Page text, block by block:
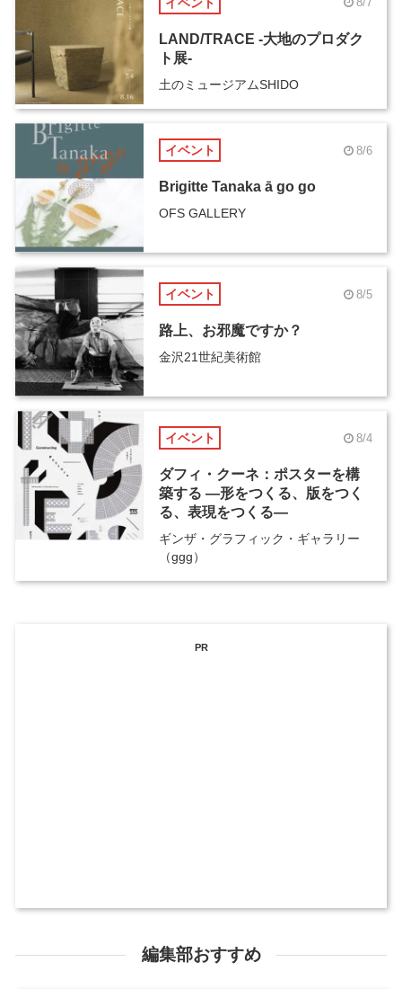
LAND/TRACE -大地のプロダク
ト展-
土のミュージアムSHIDO
イベント 8/6
Brigitte Tanaka ā go go
OFS GALLERY
イベント 8/5
路上、お邪魔ですか？
金沢21世紀美術館
イベント 8/4
ダフィ・クーネ：ポスターを構
築する ―形をつくる、版をつく
る、表現をつくる―
ギンザ・グラフィック・ギャラリー
（ggg）
PR
編集部おすすめ